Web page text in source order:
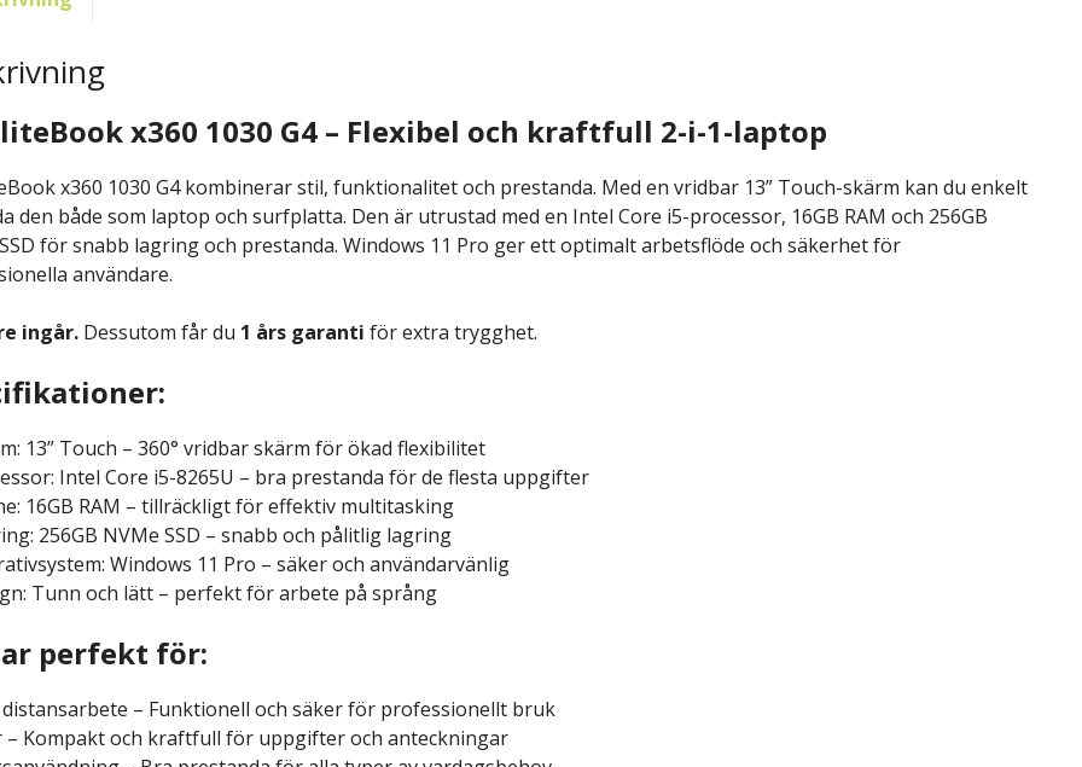
x360 1030 G4 – Flexibel och kraftfull 2-i-1-laptop
x360 1030 G4 kombinerar stil, funktionalitet och prestanda. Med en vridbar 13” Touch-skärm kan du enkelt
den både som laptop och surfplatta. Den är utrustad med en Intel Core i5-processor, 16GB RAM och 256GB
för snabb lagring och prestanda. Windows 11 Pro ger ett optimalt arbetsflöde och säkerhet för
användare.
ingår. Dessutom får du 1 års garanti för extra trygghet.
13” Touch – 360° vridbar skärm för ökad flexibilitet
Intel Core i5-8265U – bra prestanda för de flesta uppgifter
16GB RAM – tillräckligt för effektiv multitasking
256GB NVMe SSD – snabb och pålitlig lagring
Windows 11 Pro – säker och användarvänlig
Tunn och lätt – perfekt för arbete på språng
perfekt för:
distansarbete – Funktionell och säker för professionellt bruk
– Kompakt och kraftfull för uppgifter och anteckningar